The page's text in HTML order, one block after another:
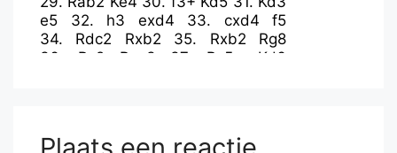
e5
32. h3 exd4 33. cxd4
f5
34. Rdc2 Rxb2 35. Rxb2
Rg8
36. Rc2 Rxg3 37. Rc5+
Kd6